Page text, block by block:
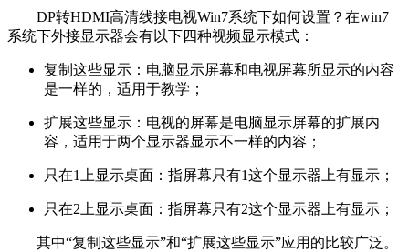
DP转HDMI高清线接电视Win7系统下如何设置？在win7
系统下外接显示器会有以下四种视频显示模式：
复制这些显示：电脑显示屏幕和电视屏幕所显示的内容
是一样的，适用于教学；
扩展这些显示：电视的屏幕是电脑显示屏幕的扩展内
容，适用于两个显示器显示不一样的内容；
只在1上显示桌面：指屏幕只有1这个显示器上有显示；
只在2上显示桌面：指屏幕只有2这个显示器上有显示；
其中“复制这些显示”和“扩展这些显示”应用的比较广泛。